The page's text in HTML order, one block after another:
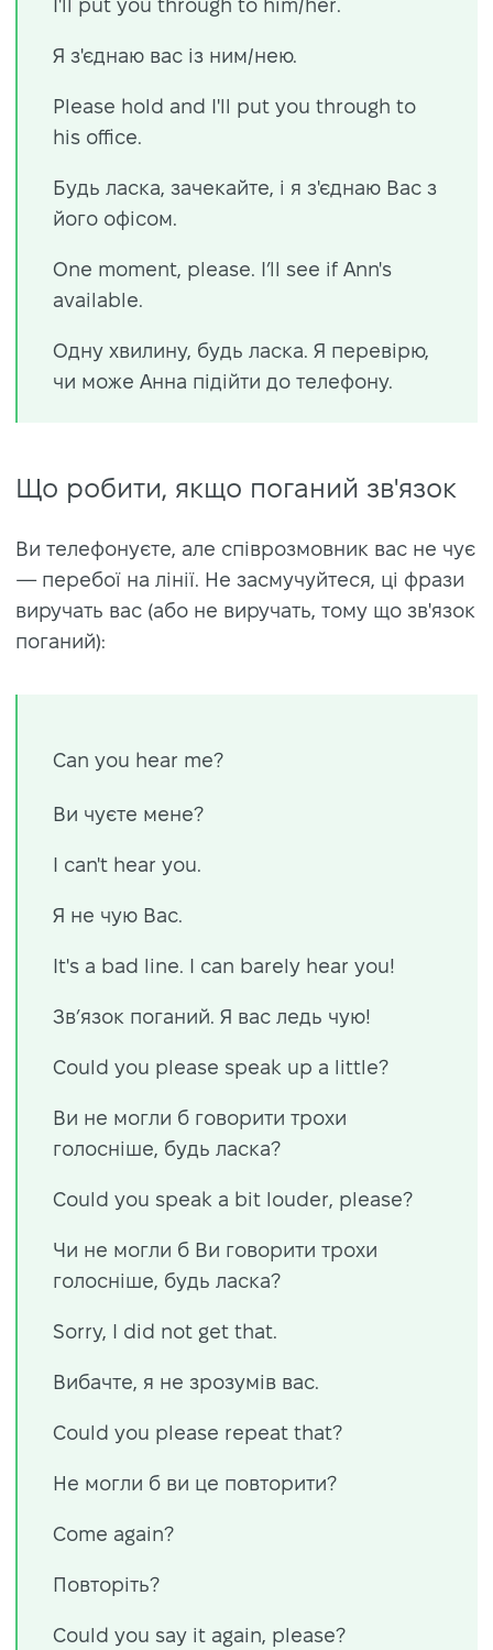
I'll put you through to him/her.
Я з'єднаю вас із ним/нею.
Please hold and I'll put you through to
his office.
Будь ласка, зачекайте, і я з'єднаю Вас з
його офісом.
One moment, please. I’ll see if Ann's
available.
Одну хвилину, будь ласка. Я перевірю,
чи може Анна підійти до телефону.
Що робити, якщо поганий зв'язок
Ви телефонуєте, але співрозмовник вас не чує
— перебої на лінії. Не засмучуйтеся, ці фрази
виручать вас (або не виручать, тому що зв'язок
поганий):
Can you hear me?
Ви чуєте мене?
I can't hear you.
Я не чую Вас.
It's a bad line. I can barely hear you!
Зв’язок поганий. Я вас ледь чую!
Could you please speak up a little?
Ви не могли б говорити трохи
голосніше, будь ласка?
Could you speak a bit louder, please?
Чи не могли б Ви говорити трохи
голосніше, будь ласка?
Sorry, I did not get that.
Вибачте, я не зрозумів вас.
Could you please repeat that?
Не могли б ви це повторити?
Come again?
Повторіть?
Could you say it again, please?